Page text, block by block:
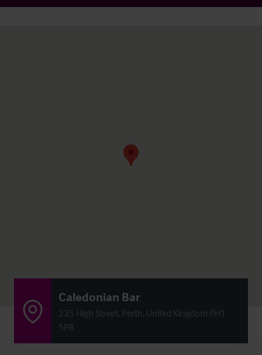
Caledonian Bar
235 High Street, Perth, United Kingdom PH1
5PB